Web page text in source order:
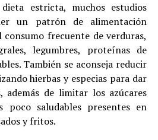
estricta, muchos estudios
un patrón de alimentación
consumo frecuente de verduras,
legumbres, proteínas de
También se aconseja reducir
hierbas y especias para dar
además de limitar los azúcares
poco saludables presentes en
y fritos.